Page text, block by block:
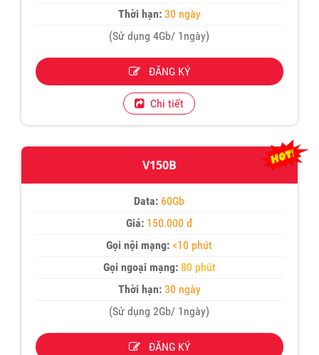
Thời hạn:30 ngày
(Sử dụng 4Gb/ 1ngày)
ĐĂNG KÝ
Chi tiết
V150B
Data: 60Gb
Giá: 150.000 đ
Gọi nội mạng: <10 phút
Gọi ngoại mạng: 80 phút
Thời hạn:30 ngày
(Sử dụng 2Gb/ 1ngày)
ĐĂNG KÝ